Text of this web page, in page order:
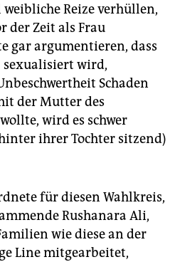
Reize verhüllen,
der Zeit als Frau
gar argumentieren, dass
sexualisiert wird,
Schaden
der Mutter des
wird es schwer
ihrer Tochter sitzend)
für diesen Wahlkreis,
Rushanara Ali,
wie diese an der
Line mitgearbeitet,